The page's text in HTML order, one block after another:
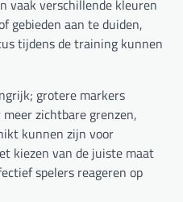
vaak verschillende kleuren
gebieden aan te duiden,
tijdens de training kunnen
grotere markers
zichtbare grenzen,
kunnen zijn voor
kiezen van de juiste maat
spelers reageren op